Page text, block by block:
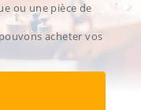
ou une pièce de
acheter vos